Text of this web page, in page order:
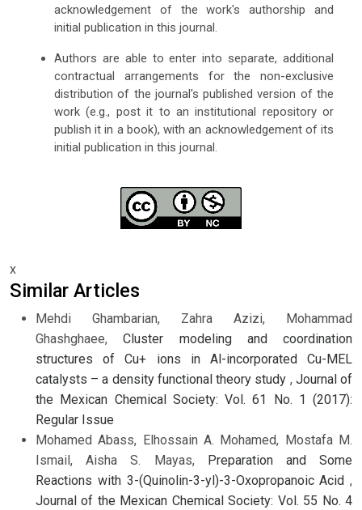
acknowledgement of the work's authorship and
initial publication in this journal.
Authors are able to enter into separate, additional
contractual arrangements for the non-exclusive
distribution of the journal's published version of the
work (e.g., post it to an institutional repository or
publish it in a book), with an acknowledgement of its
initial publication in this journal.
x
Similar Articles
Mehdi Ghambarian, Zahra Azizi, Mohammad
Ghashghaee,Cluster modeling and coordination
structures of Cu+ ions in Al-incorporated Cu-MEL
catalysts – a density functional theory study , Journal of
the Mexican Chemical Society: Vol. 61 No. 1 (2017):
Regular Issue
Mohamed Abass, Elhossain A. Mohamed, Mostafa M.
Ismail, Aisha S. Mayas,
Preparation and Some
Reactions with 3-(Quinolin-3-yl)-3-Oxopropanoic Acid ,
Journal of the Mexican Chemical Society: Vol. 55 No. 4